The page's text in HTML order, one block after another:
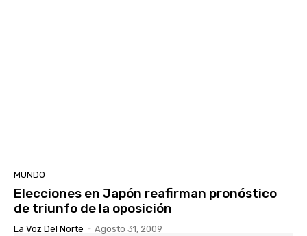
MUNDO
Elecciones en Japón reafirman pronóstico
de triunfo de la oposición
La Voz Del Norte - Agosto 31, 2009